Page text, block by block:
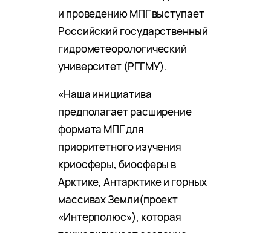
и проведению МПГ выступает
Российский государственный
гидрометеорологический
университет (РГГМУ).
«Наша инициатива
предполагает расширение
формата МПГ для
приоритетного изучения
криосферы, биосферы в
Арктике, Антарктике и горных
массивах Земли(проект
«Интерполюс»), которая